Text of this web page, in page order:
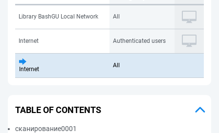
Library BashGU Local Network All
Internet Authenticated users
Internet
All
TABLE OF CONTENTS
сканирование0001